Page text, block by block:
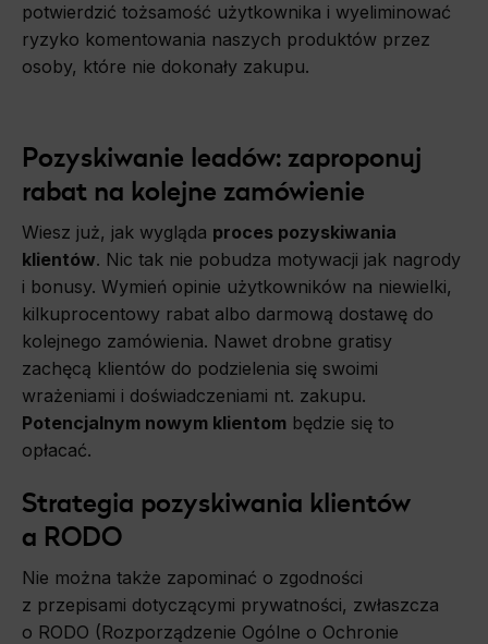
potwierdzić tożsamość użytkownika i wyeliminować
ryzyko komentowania naszych produktów przez
osoby, które nie dokonały zakupu.
Pozyskiwanie leadów: zaproponuj
rabat na kolejne zamówienie
Wiesz już, jak wygląda proces pozyskiwania
klientów. Nic tak nie pobudza motywacji jak nagrody
i bonusy. Wymień opinie użytkowników na niewielki,
kilkuprocentowy rabat albo darmową dostawę do
kolejnego zamówienia. Nawet drobne gratisy
zachęcą klientów do podzielenia się swoimi
wrażeniami i doświadczeniami nt. zakupu.
Potencjalnym nowym klientom będzie się to
opłacać.
Strategia pozyskiwania klientów
a RODO
Nie można także zapominać o zgodności
z przepisami dotyczącymi prywatności, zwłaszcza
o RODO (Rozporządzenie Ogólne o Ochronie